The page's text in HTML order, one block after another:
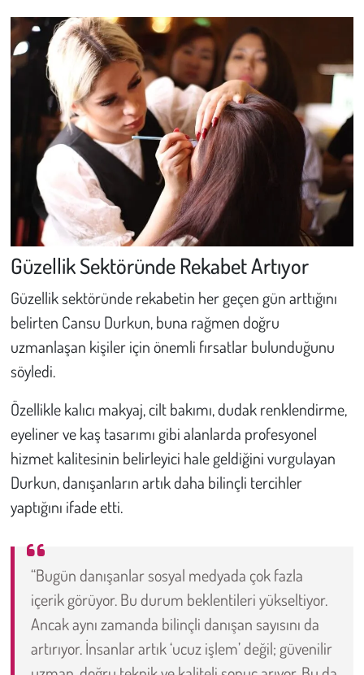
Güzellik Sektöründe Rekabet Artıyor
Güzellik sektöründe rekabetin her geçen gün arttığını
belirten Cansu Durkun, buna rağmen doğru
uzmanlaşan kişiler için önemli fırsatlar bulunduğunu
söyledi.
Özellikle kalıcı makyaj, cilt bakımı, dudak renklendirme,
eyeliner ve kaş tasarımı gibi alanlarda profesyonel
hizmet kalitesinin belirleyici hale geldiğini vurgulayan
Durkun, danışanların artık daha bilinçli tercihler
yaptığını ifade etti.
“Bugün danışanlar sosyal medyada çok fazla
içerik görüyor. Bu durum beklentileri yükseltiyor.
Ancak aynı zamanda bilinçli danışan sayısını da
artırıyor. İnsanlar artık ‘ucuz işlem’ değil; güvenilir